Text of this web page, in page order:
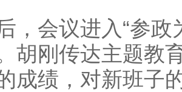
，会议进入“参
胡刚传达主题教
成绩，对新班子